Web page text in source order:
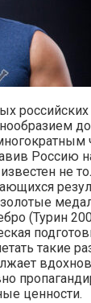
российских
Россию
не
(Турин
такие
ценности.